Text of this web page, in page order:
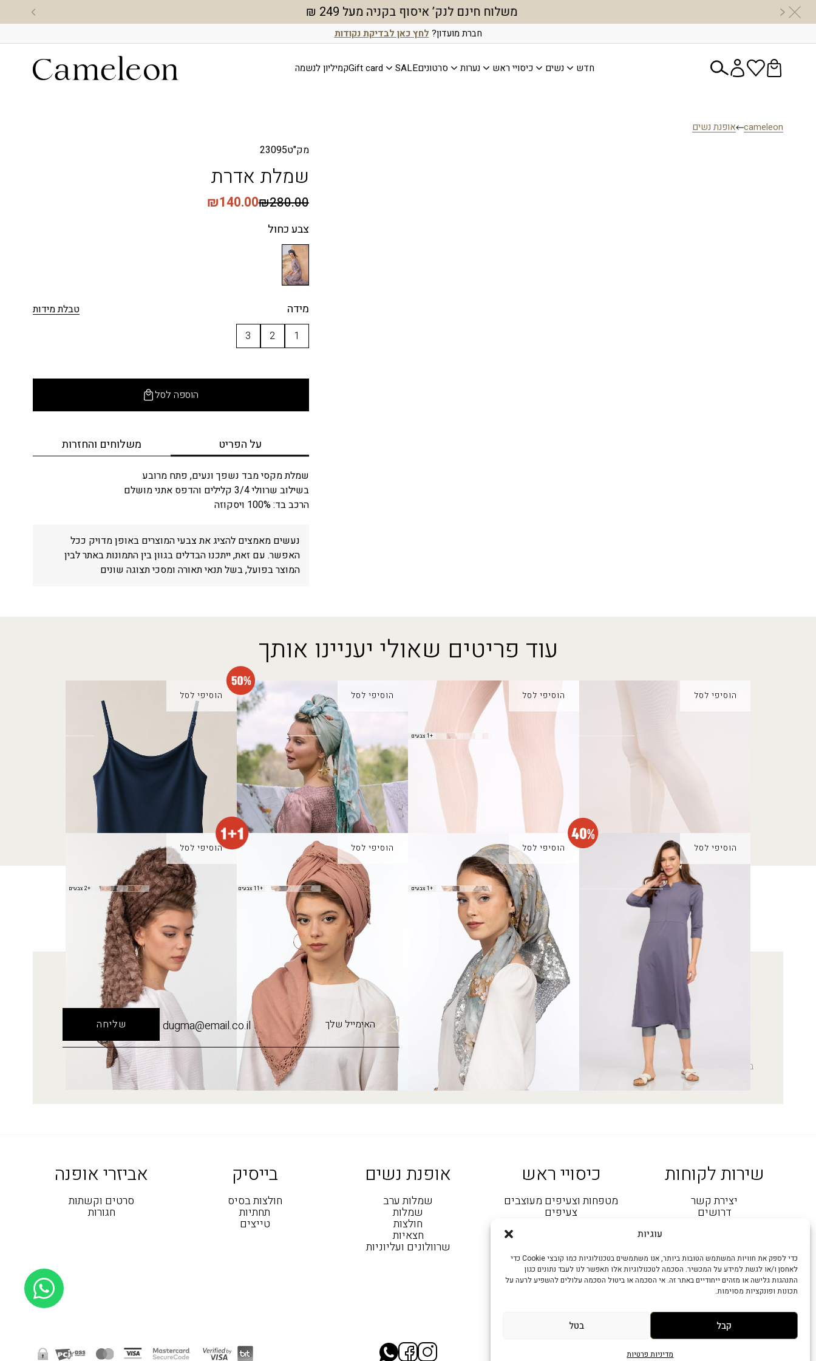
עוגיות
כדי לספק את חוויות המשתמש הטובות ביותר, אנו משתמשים בטכנולוגיות כמו קובצי Cookie כדי
לאחסן ו/או לגשת למידע על המכשיר. הסכמה לטכנולוגיות אלו תאפשר לנו לעבד נתונים כגון
התנהגות גלישה או מזהים ייחודיים באתר זה. אי הסכמה או ביטול הסכמה עלולים להשפיע לרעה על
תכונות ופונקציות מסוימות.
קבל בטל
מדיניות פרטיות
חדש באתר – צוברות ומממשות נקודות מועדון גם באונליין ✨
חברת מועדון? לחץ כאן לבדיקת נקודות
חדש נשים כיסויי ראש נערות סרטוניםSALE
Gift cardקמיליון לנשמה
cameleon אופנת נשים
מק"ט23095
שמלת אדרת
₪280.00
₪140.00
צבעכחול
מידה
טבלת מידות
1
2
3
הוספה לסל
על הפריט משלוחים והחזרות
שמלת מקסי מבד נשפך ונעים, פתח מרובע
בשילוב שרוולי 3/4 קלילים והדפס אתני מושלם
הרכב בד: 100% ויסקוזה
נעשים מאמצים להציג את צבעי המוצרים באופן מדויק ככל
האפשר. עם זאת, ייתכנו הבדלים בגוון בין התמונות באתר לבין
המוצר בפועל, בשל תנאי תאורה ומסכי תצוגה שונים
עוד פריטים שאולי יעניינו אותך
הוסיפי לסל הוסיפי לסל
+1 צבעים
הוסיפי לסל
שמלת סהרה
₪330.00₪165.00
הוסיפי לסל
גופיית בסיס
39.00
המחיר
המקורי
היה:
₪39.00.
המחיר
הנוכחי
הוא:
₪19.00.
נצפה לאחרונה
הוסיפי לסל
בגד ים סוף
240.00 ₪
הוסיפי לסל
מטפחת אליאנה
₪190.00 +1 צבעים
הוסיפי לסל
מטפחת בארי
₪
+11 צבעים
הוסיפי לסל
צעיף אביחי
₪
+2 צבעים
רוצה להתעדכן לפני כולן?
5% הנחה
על כל האתר
בהרשמה לניוזלטר
בואי להתעדכן בחדשות הכי מפנקות שתקבלי במייל
האימייל שלך
שירות לקוחות
יצירת קשר
דרושים
הסדרי נגישות
חנויות קמיליון
מדיניות החלפה- אתר
מדיניות משלוחים
כיסויי ראש
מטפחות וצעיפים מעוצבים
צעיפים
בובי, נפחים וסרטי החלקה
בנדנות
אופנת נשים
שמלות ערב
שמלות
חולצות
חצאיות
שרוולונים ועליוניות
בייסיק
חולצות בסיס
תחתיות
טייצים
אביזרי אופנה
סרטים וקשתות
חגורות